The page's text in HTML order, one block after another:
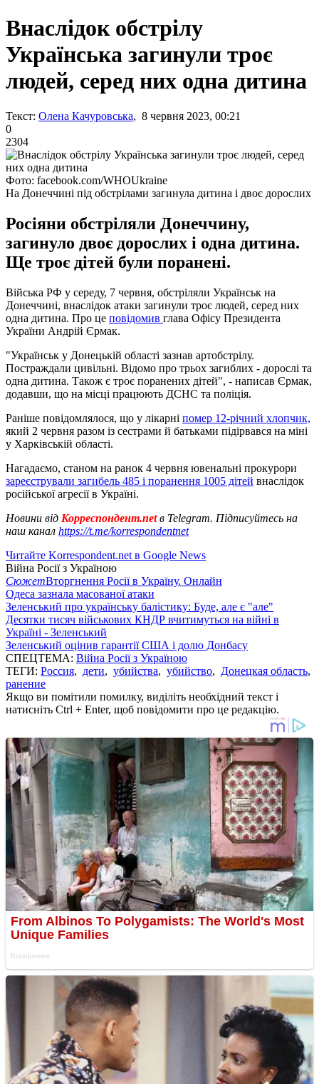
Внаслідок обстрілу
Українська загинули троє
людей, серед них одна дитина
Текст: Олена Качуровська, 8 червня 2023, 00:21
0
2304
Фото: facebook.com/WHOUkraine
На Донеччині під обстрілами загинула дитина і двоє дорослих
Росіяни обстріляли Донеччину,
загинуло двоє дорослих і одна дитина.
Ще троє дітей були поранені.
Війська РФ у середу, 7 червня, обстріляли Українськ на
Донеччині, внаслідок атаки загинули троє людей, серед них
одна дитина. Про це повідомив глава Офісу Президента
України Андрій Єрмак.
"Українськ у Донецькій області зазнав артобстрілу.
Постраждали цивільні. Відомо про трьох загиблих - дорослі та
одна дитина. Також є троє поранених дітей", - написав Єрмак,
додавши, що на місці працюють ДСНС та поліція.
Раніше повідомлялося, що у лікарні помер 12-річний хлопчик,
який 2 червня разом із сестрами й батьками підірвався на міні
у Харківській області.
Нагадаємо, станом на ранок 4 червня ювенальні прокурори
зареєстрували загибель 485 і поранення 1005 дітей внаслідок
російської агресії в Україні.
Новини від Корреспондент.netв Telegram. Підписуйтесь на
наш канал https://t.me/korrespondentnet
Читайте Korrespondent.net в Google News
Війна Росії з Україною
СюжетВторгнення Росії в Україну. Онлайн
Одеса зазнала масованої атаки
Зеленський про українську балістику: Буде, але є "але"
Десятки тисяч військових КНДР вчитимуться на війні в
Україні - Зеленський
Зеленський оцінив гарантії США і долю Донбасу
СПЕЦТЕМА: Війна Росії з Україною
ТЕГИ: Россия, дети, убийства, убийство, Донецкая область,
ранение
Якщо ви помітили помилку, виділіть необхідний текст і
натисніть Ctrl + Enter, щоб повідомити про це редакцію.